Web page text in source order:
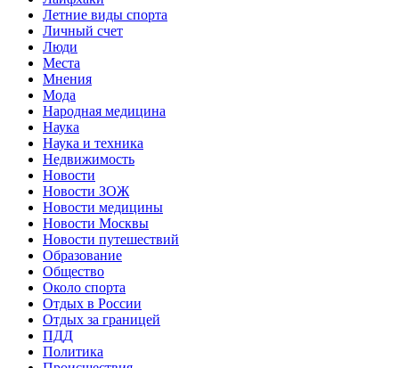
Летние виды спорта
Личный счет
Люди
Места
Мнения
Мода
Народная медицина
Наука
Наука и техника
Недвижимость
Новости
Новости ЗОЖ
Новости медицины
Новости Москвы
Новости путешествий
Образование
Общество
Около спорта
Отдых в России
Отдых за границей
ПДД
Политика